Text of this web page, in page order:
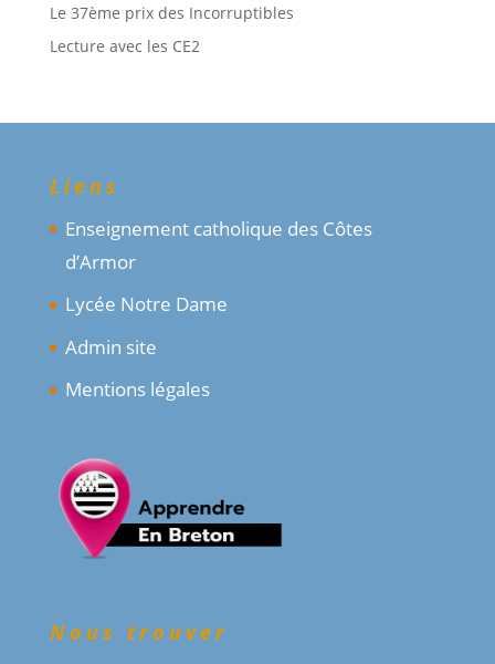
Le 37ème prix des Incorruptibles
Lecture avec les CE2
Liens
Enseignement catholique des Côtes
d’Armor
Lycée Notre Dame
Admin site
Mentions légales
Nous trouver